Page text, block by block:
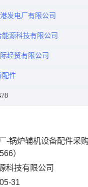
发电厂有限公司
源科技有限公司
经贸有限公司
配件
-锅炉辅机设备配件采
）
科技有限公司
31